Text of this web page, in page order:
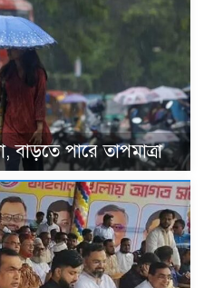
বাড়তে পারে তাপমাত্রা